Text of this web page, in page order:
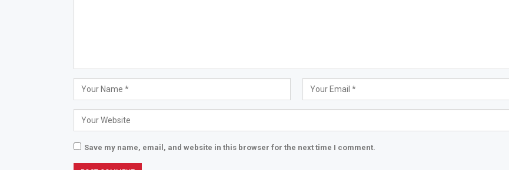
Save my name, email, and website in this browser for the next time I comment.